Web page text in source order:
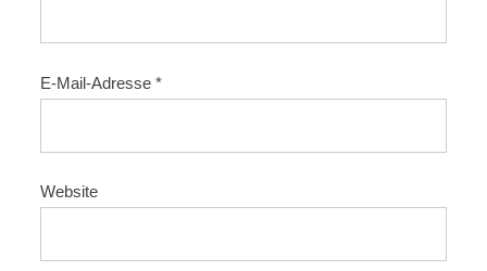
E-Mail-Adresse*
Website